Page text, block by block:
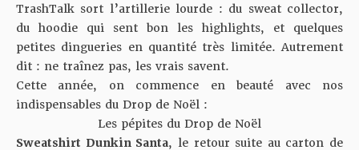
TrashTalk sort l’artillerie lourde : du sweat collector,
du hoodie qui sent bon les highlights, et quelques
petites dingueries en quantité très limitée. Autrement
dit : ne traînez pas, les vrais savent.
Cette année, on commence en beauté avec nos
indispensables du Drop de Noël :
Les pépites du Drop de Noël
Sweatshirt Dunkin Santa, le retour suite au carton de